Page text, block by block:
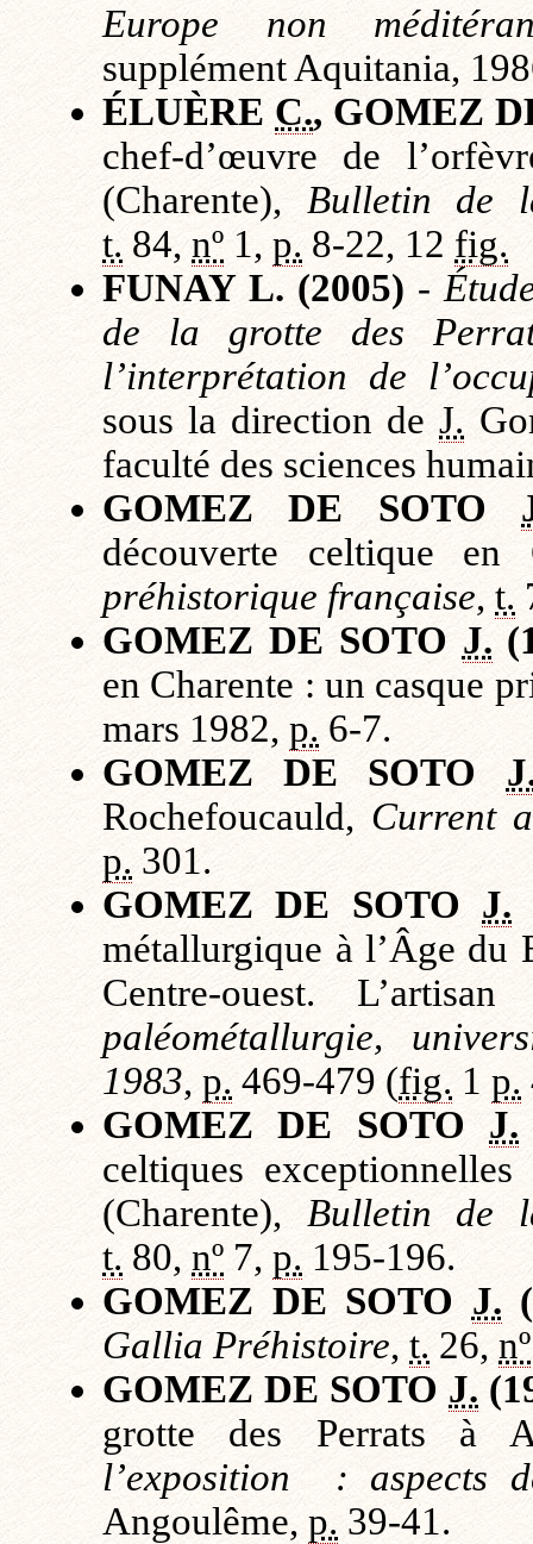
Europe non
supplément Aquitania,
ÉLUÈRE C., GOMEZ
chef-d’œuvre de
(Charente), Bulletin de
t. 84,nº 1,p. 8-22, 12 fig.
FUNAY L. (2005) -
de la grotte des
l’interprétation de
sous la direction deJ.
faculté des sciences
GOMEZ DE SOTO
découverte celtique en
préhistorique française,t.
GOMEZ DE SOTO J.
en Charente : un casque
mars 1982,p. 6-7.
GOMEZ DE SOTO
Rochefoucauld, Current
p. 301.
GOMEZ DE SOTO J.
métallurgique à l’Âge du
Centre-ouest.
paléométallurgie,
1983,p. 469-479 (fig. 1p.
GOMEZ DE SOTO J.
celtiques
(Charente), Bulletin de
t. 80,nº 7,p. 195-196.
GOMEZ DE SOTO J.
Gallia Préhistoire,t. 26,nº
GOMEZ DE SOTO J.
grotte des Perrats à
l’exposition : aspects
Angoulême,p. 39-41.